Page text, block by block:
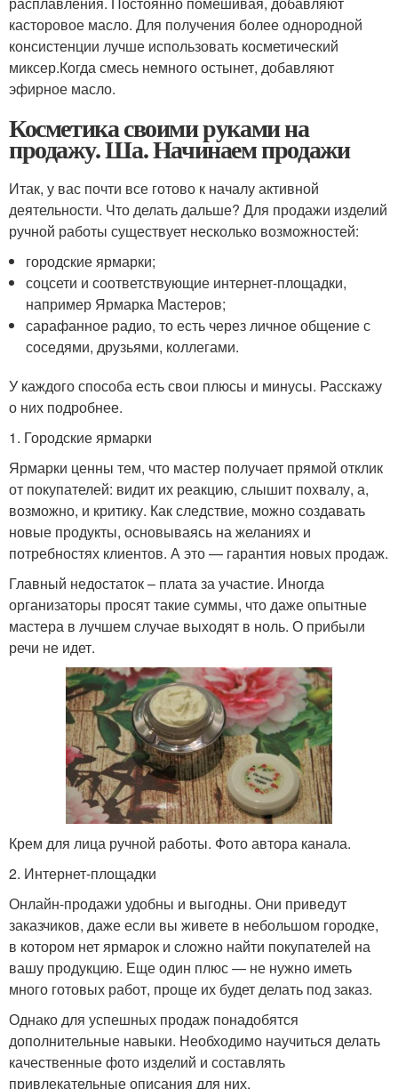
касторовое масло. Для получения более однородной
консистенции лучше использовать косметический
миксер.Когда смесь немного остынет, добавляют
эфирное масло.
Косметика своими руками на
продажу. Ша. Начинаем продажи
Итак, у вас почти все готово к началу активной
деятельности. Что делать дальше? Для продажи изделий
ручной работы существует несколько возможностей:
городские ярмарки;
соцсети и соответствующие интернет-площадки,
например Ярмарка Мастеров;
сарафанное радио, то есть через личное общение с
соседями, друзьями, коллегами.
У каждого способа есть свои плюсы и минусы. Расскажу
о них подробнее.
1. Городские ярмарки
Ярмарки ценны тем, что мастер получает прямой отклик
от покупателей: видит их реакцию, слышит похвалу, а,
возможно, и критику. Как следствие, можно создавать
новые продукты, основываясь на желаниях и
потребностях клиентов. А это — гарантия новых продаж.
Главный недостаток – плата за участие. Иногда
организаторы просят такие суммы, что даже опытные
мастера в лучшем случае выходят в ноль. О прибыли
речи не идет.
Крем для лица ручной работы. Фото автора канала.
2. Интернет-площадки
Онлайн-продажи удобны и выгодны. Они приведут
заказчиков, даже если вы живете в небольшом городке,
в котором нет ярмарок и сложно найти покупателей на
вашу продукцию. Еще один плюс — не нужно иметь
много готовых работ, проще их будет делать под заказ.
Однако для успешных продаж понадобятся
дополнительные навыки. Необходимо научиться делать
качественные фото изделий и составлять
привлекательные описания для них.